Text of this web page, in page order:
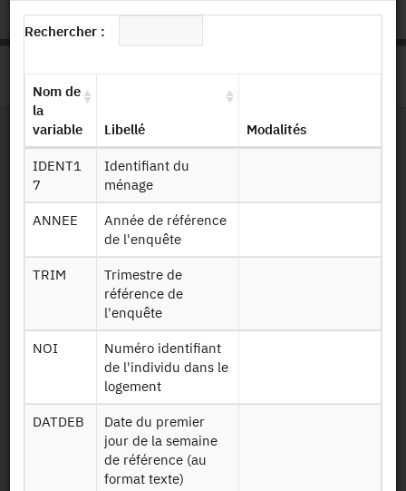
Dessin de fichier
Identifiant persistant (DOI)
Retour à la source
ERFS : Enquête Revenus Fiscaux
et Sociaux - 2017
Autres produits :2023, 2022, 2021, 2020, 2019, 2018,
2017, 2016, 2015, 2014, 2013, 2012, 2011, 2010, 2009,
2008, 2007, 2006, 2005
Rechercher :
Nom de
la
variable
Libellé Modalités
IDENT1
7
Identifiant du
ménage
ANNEE
Année de référence
de l'enquête
TRIM
Trimestre de
référence de
l'enquête
NOI
Numéro identifiant
de l'individu dans le
logement
DATDEB
Date du premier
jour de la semaine
de référence (au
format texte)